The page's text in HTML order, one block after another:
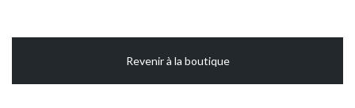
manches
Revenir à la boutique